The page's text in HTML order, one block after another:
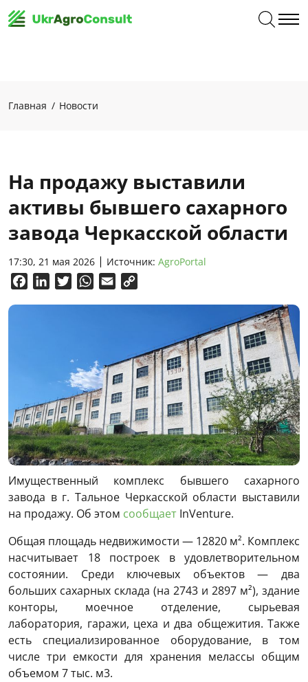
Главная Новости
На продажу выставили
активы бывшего сахарного
завода Черкасской области
17:30, 21 мая 2026 Источник: AgroPortal
FacebookLinkedInTwitterWhatsApp
Email
Имущественный комплекс бывшего сахарного
завода в г. Тальное Черкасской области выставили
на продажу. Об этом сообщает InVenture.
Общая площадь недвижимости — 12820 м². Комплекс
насчитывает 18 построек в удовлетворительном
состоянии. Среди ключевых объектов — два
больших сахарных склада (на 2743 и 2897 м²), здание
конторы, моечное отделение, сырьевая
лаборатория, гаражи, цеха и два общежития. Также
есть специализированное оборудование, в том
числе три емкости для хранения мелассы общим
объемом 7 тыс. м3.